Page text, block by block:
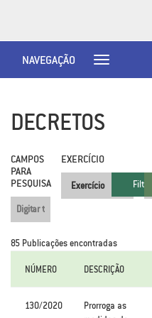
Toggle
NAVEGAÇÃO
DECRETOS
CAMPOS
PARA
PESQUISA
EXERCÍCIO
85 Publicações encontradas
NÚMERO DESCRIÇÃO
130/2020
Prorroga as